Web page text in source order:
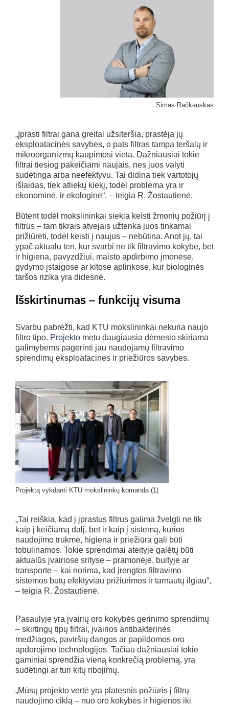
Simas Račkauskas
„Įprasti filtrai gana greitai užsiteršia, prastėja jų
eksploatacinės savybės, o pats filtras tampa teršalų ir
mikroorganizmų kaupimosi vieta. Dažniausiai tokie
filtrai tiesiog pakeičiami naujais, nes juos valyti
sudėtinga arba neefektyvu. Tai didina tiek vartotojų
išlaidas, tiek atliekų kiekį, todėl problema yra ir
ekonominė, ir ekologinė“, – teigia R. Žostautienė.
Būtent todėl mokslininkai siekia keisti žmonių požiūrį į
filtrus – tam tikrais atvejais užtenka juos tinkamai
prižiūrėti, todėl keisti į naujus – nebūtina. Anot jų, tai
ypač aktualu ten, kur svarbi ne tik filtravimo kokybė, bet
ir higiena, pavyzdžiui, maisto apdirbimo įmonėse,
gydymo įstaigose ar kitose aplinkose, kur biologinės
taršos rizika yra didesnė.
Išskirtinumas – funkcijų visuma
Svarbu pabrėžti, kad KTU mokslininkai nekuria naujo
filtro tipo. Projekto metu daugiausia dėmesio skiriama
galimybėms pagerinti jau naudojamų filtravimo
sprendimų eksploatacines ir priežiūros savybes.
Projektą vykdanti KTU mokslininkų komanda (1)
„Tai reiškia, kad į įprastus filtrus galima žvelgti ne tik
kaip į keičiamą dalį, bet ir kaip į sistemą, kurios
naudojimo trukmė, higiena ir priežiūra gali būti
tobulinamos. Tokie sprendimai ateityje galėtų būti
aktualūs įvairiose srityse – pramonėje, buityje ar
transporte – kai norima, kad įrengtos filtravimo
sistemos būtų efektyviau prižiūrimos ir tarnautų ilgiau“,
– teigia R. Žostautienė.
Pasaulyje yra įvairių oro kokybės gerinimo sprendimų
– skirtingų tipų filtrai, įvairios antibakterinės
medžiagos, paviršių dangos ar papildomos oro
apdorojimo technologijos. Tačiau dažniausiai tokie
gaminiai sprendžia vieną konkrečią problemą, yra
sudėtingi ar turi kitų ribojimų.
„Mūsų projekto vertė yra platesnis požiūris į filtrų
naudojimo ciklą – nuo oro kokybės ir higienos iki